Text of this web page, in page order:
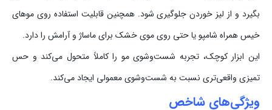
بگیرد و از لیز خوردن جلوگیری شود. همچنین قابلیت استفاده روی موهای
خیس همراه شامپو یا حتی روی موی خشک برای ماساژ و آرامش را دارد.
این ابزار کوچک، تجربه شست‌وشوی مو را کاملاً متحول می‌کند و حس
تمیزی واقعی‌تری نسبت به شست‌وشوی معمولی ایجاد می‌کند.
ویژگی‌های شاخص